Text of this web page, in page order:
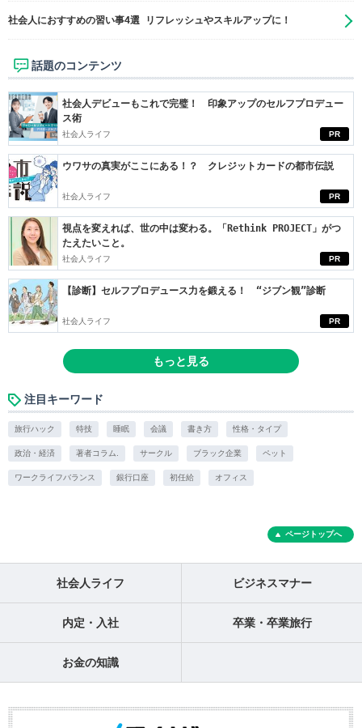
社会人におすすめの習い事4選 リフレッシュやスキルアップに！
話題のコンテンツ
PR
社会人デビューもこれで完璧！ 印象アップのセルフプロデュー
ス術
社会人ライフ
PR
ウワサの真実がここにある！？ クレジットカードの都市伝説
社会人ライフ
PR
視点を変えれば、世の中は変わる。「Rethink PROJECT」がつ
たえたいこと。
社会人ライフ
PR
【診断】セルフプロデュース力を鍛える！ “ジブン観”診断
社会人ライフ
もっと見る
注目キーワード
旅行ハック 特技 睡眠 会議 書き方 性格・タイプ
政治・経済 著者コラム. サークル ブラック企業 ペット
ワークライフバランス 銀行口座 初任給 オフィス
ページトップへ
社会人ライフ ビジネスマナー
内定・入社 卒業・卒業旅行
お金の知識